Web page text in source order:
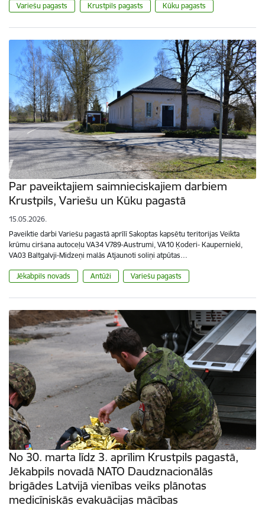
Variešu pagasts Krustpils pagasts Kūku pagasts
Par paveiktajiem saimnieciskajiem darbiem
Krustpils, Variešu un Kūku pagastā
15.05.2026.
Paveiktie darbi Variešu pagastā aprīlī Sakoptas kapsētu teritorijas Veikta
krūmu ciršana autoceļu VA34 V789-Austrumi, VA10 Ķoderi- Kaupernieki,
VA03 Baltgalvji-Midzeņi malās Atjaunoti soliņi atpūtas…
Jēkabpils novads Antūži Variešu pagasts
No 30. marta līdz 3. aprīlim Krustpils pagastā,
Jēkabpils novadā NATO Daudznacionālās
brigādes Latvijā vienības veiks plānotas
medicīniskās evakuācijas mācības